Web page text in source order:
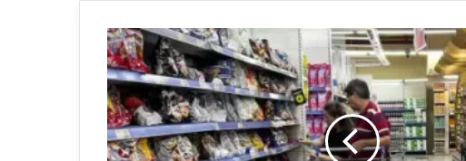
Este
martes
se
conocerá
la
inflación
de